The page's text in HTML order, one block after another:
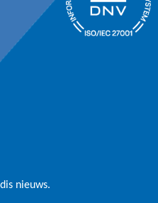
nieuws.